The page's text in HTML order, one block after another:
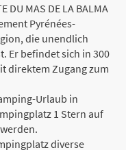
DU MAS DE LA BALMA
Pyrénées-
die unendlich
Er befindet sich in 300
direktem Zugang zum
Urlaub in
1 Stern auf
diverse